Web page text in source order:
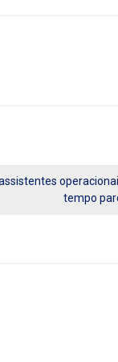
tempo